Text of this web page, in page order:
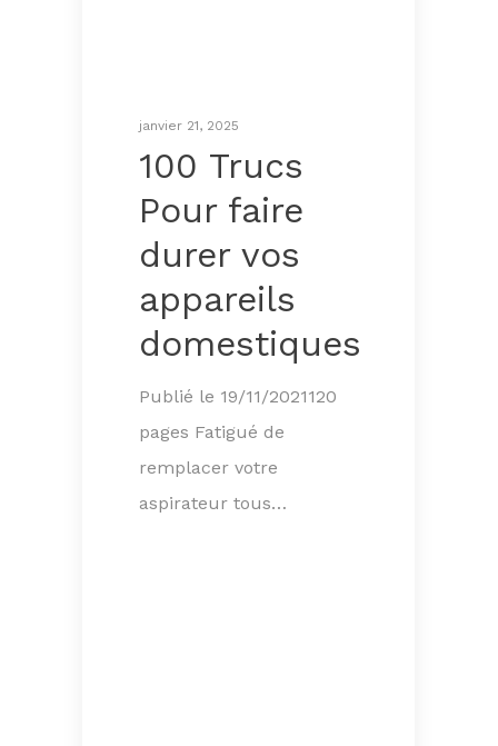
janvier 21, 2025
100 Trucs
Pour faire
durer vos
appareils
domestiques
Publié le 19/11/2021120
pages Fatigué de
remplacer votre
aspirateur tous…